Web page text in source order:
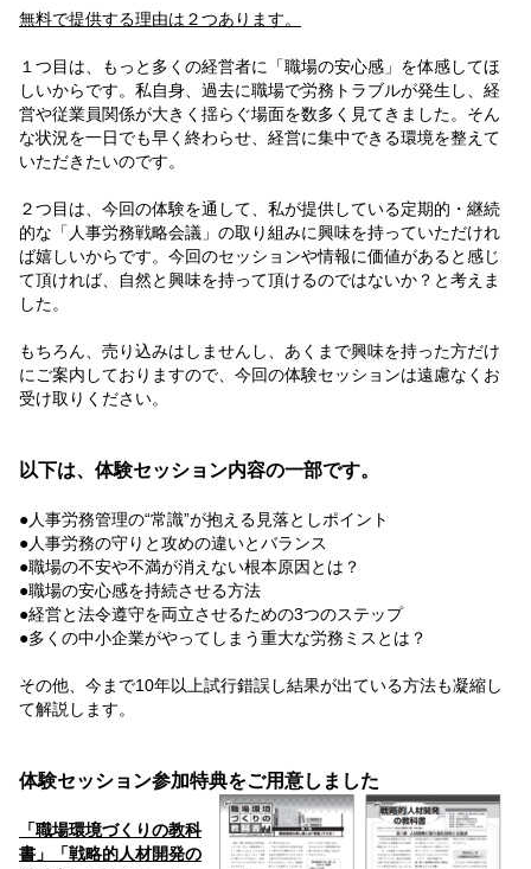
無料で提供する理由は２つあります。
１つ目は、もっと多くの経営者に「職場の安心感」を体感してほ
しいからです。私自身、過去に職場で労務トラブルが発生し、経
営や従業員関係が大きく揺らぐ場面を数多く見てきました。そん
な状況を一日でも早く終わらせ、経営に集中できる環境を整えて
いただきたいのです。
２つ目は、今回の体験を通して、私が提供している定期的・継続
的な「人事労務戦略会議」の取り組みに興味を持っていただけれ
ば嬉しいからです。今回のセッションや情報に価値があると感じ
て頂ければ、自然と興味を持って頂けるのではないか？と考えま
した。
もちろん、売り込みはしませんし、あくまで興味を持った方だけ
にご案内しておりますので、今回の体験セッションは遠慮なくお
受け取りください。
以下は、体験セッション内容の一部です。
●人事労務管理の“常識”が抱える見落としポイント
●人事労務の守りと攻めの違いとバランス
●職場の不安や不満が消えない根本原因とは？
●職場の安心感を持続させる方法
●経営と法令遵守を両立させるための3つのステップ
●多くの中小企業がやってしまう重大な労務ミスとは？
その他、今まで10年以上試行錯誤し結果が出ている方法も凝縮し
て解説します。
体験セッション参加特典をご用意しました
「職場環境づくりの教科
書」「戦略的人材開発の